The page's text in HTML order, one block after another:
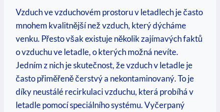
Vzduch ve vzduchovém prostoru v letadlech je často
mnohem kvalitnější než vzduch, který dýcháme
venku. Přesto však existuje několik zajímavých faktů
o vzduchu ve letadle, o kterých možná nevíte.
Jedním z nich je skutečnost, že vzduch v letadle je
často přiměřeně čerstvý a nekontaminovaný. To je
díky neustálé recirkulaci vzduchu, která probíhá v
letadle pomocí speciálního systému. Vyčerpaný